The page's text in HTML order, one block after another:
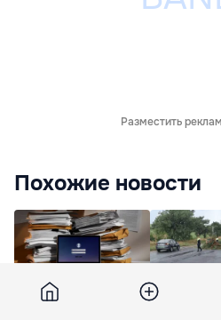
Разместить
Похожие новости
В Молдове расширят В Рече,